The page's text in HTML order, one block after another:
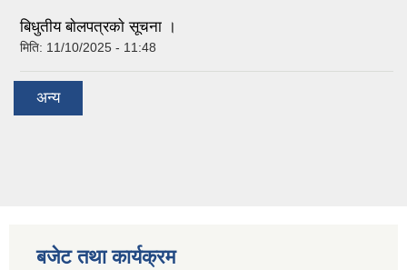
बिधुतीय बाेलपत्रकाे सूचना ।
मिति: 11/10/2025 - 11:48
अन्य
बजेट तथा कार्यक्रम